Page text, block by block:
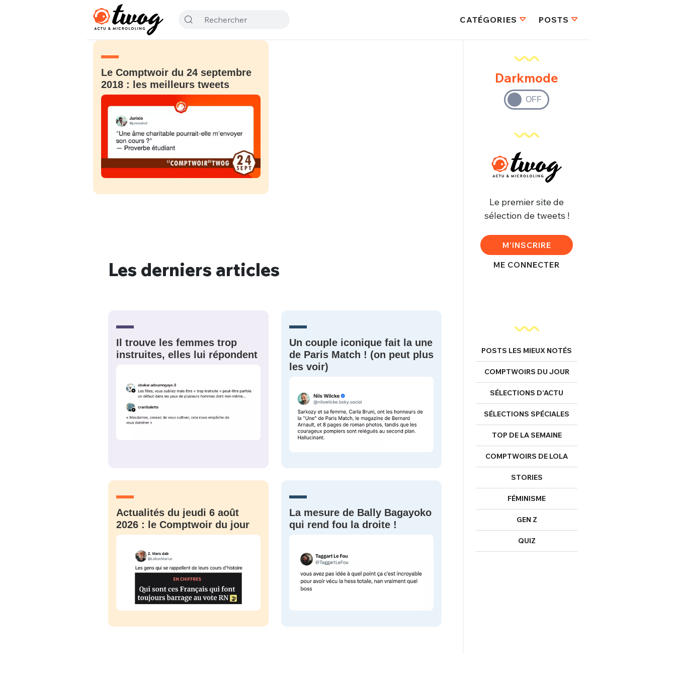
CATÉGORIES POSTS
Le Comptwoir du 24 septembre
2018 : les meilleurs tweets
Les derniers articles
Il trouve les femmes trop
instruites, elles lui répondent
Un couple iconique fait la une
de Paris Match ! (on peut plus
les voir)
Actualités du jeudi 6 août
2026 : le Comptwoir du jour
La mesure de Bally Bagayoko
qui rend fou la droite !
Darkmode
Le premier site de
sélection de tweets !
M'INSCRIRE
ME CONNECTER
POSTS LES MIEUX NOTÉS
COMPTWOIRS DU JOUR
SÉLECTIONS D’ACTU
SÉLECTIONS SPÉCIALES
TOP DE LA SEMAINE
COMPTWOIRS DE LOLA
STORIES
FÉMINISME
GEN Z
QUIZ
FERMER
PSEUDO
PASSWORD*
PSEUDO
Mot de passe perdu ?
CONNEXION
VOTRE PARTICIPATION
Que souhaitez-vous proposer ?
Quelques
tweets
Ma propre
sélection
Un Thread
C'EST PARTI